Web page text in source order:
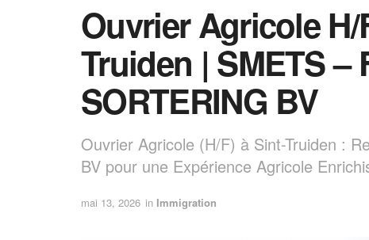
Ouvrier Agricole
Truiden | SMETS –
SORTERING BV
Ouvrier Agricole (H/F) à Sint-Truiden :
BV pour une Expérience Agricole
mai 13, 2026 in Immigration